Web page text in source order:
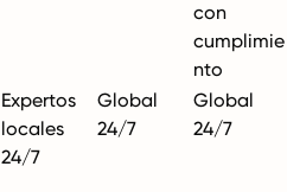
con
cumplimie
nto
Expertos
locales
24/7
Global
24/7
Global
24/7